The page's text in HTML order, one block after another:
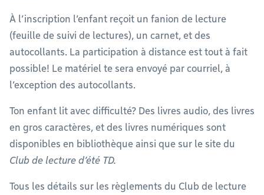
À l’inscription l’enfant reçoit un fanion de lecture
(feuille de suivi de lectures), un carnet, et des
autocollants. La participation à distance est tout à fait
possible! Le matériel te sera envoyé par courriel, à
l’exception des autocollants.
Ton enfant lit avec difficulté? Des livres audio, des livres
en gros caractères, et des livres numériques sont
disponibles en bibliothèque ainsi que sur le site du
Club de lecture d’été TD.
Tous les détails sur les règlements du Club de lecture